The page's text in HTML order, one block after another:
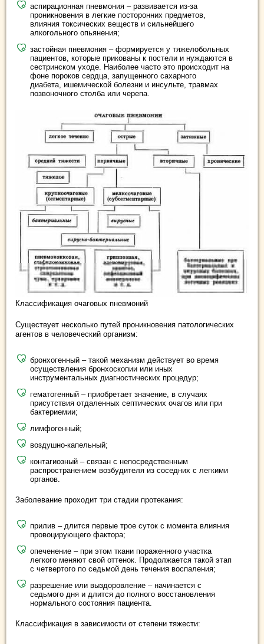
аспирационная пневмония – развивается из-за
проникновения в легкие посторонних предметов,
влияния токсических веществ и сильнейшего
алкогольного опьянения;
застойная пневмония – формируется у тяжелобольных
пациентов, которые прикованы к постели и нуждаются в
сестринском уходе. Наиболее часто это происходит на
фоне пороков сердца, запущенного сахарного
диабета, ишемической болезни и инсульте, травмах
позвоночного столба или черепа.
Классификация очаговых пневмоний
Существует несколько путей проникновения патологических
агентов в человеческий организм:
бронхогенный – такой механизм действует во время
осуществления бронхоскопии или иных
инструментальных диагностических процедур;
гематогенный – приобретает значение, в случаях
присутствия отдаленных септических очагов или при
бактериемии;
лимфогенный;
воздушно-капельный;
контагиозный – связан с непосредственным
распространением возбудителя из соседних с легкими
органов.
Заболевание проходит три стадии протекания:
прилив – длится первые трое суток с момента влияния
провоцирующего фактора;
опеченение – при этом ткани пораженного участка
легкого меняют свой оттенок. Продолжается такой этап
с четвертого по седьмой день течения воспаления;
разрешение или выздоровление – начинается с
седьмого дня и длится до полного восстановления
нормального состояния пациента.
Классификация в зависимости от степени тяжести: